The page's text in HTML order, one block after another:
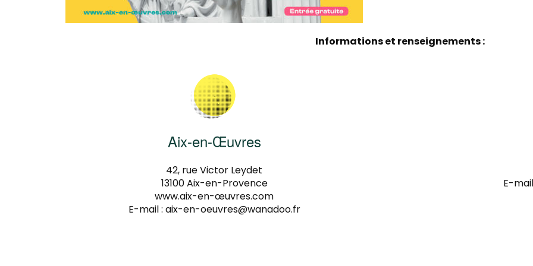
Informations et renseignements :
Aix-en-Œuvres
42, rue Victor Leydet
13100 Aix-en-Provence
www.aix-en-œuvres.com
E-mail : aix-en-oeuvres@wanadoo.fr
E-